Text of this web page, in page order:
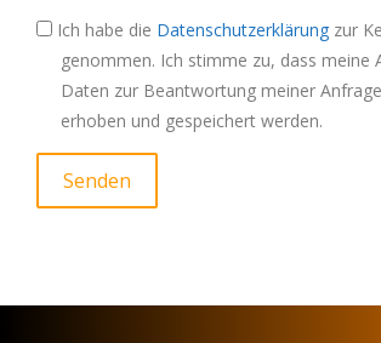
Ich habe die Datenschutzerklärung zur
genommen. Ich stimme zu, dass meine
Daten zur Beantwortung meiner
erhoben und gespeichert werden.